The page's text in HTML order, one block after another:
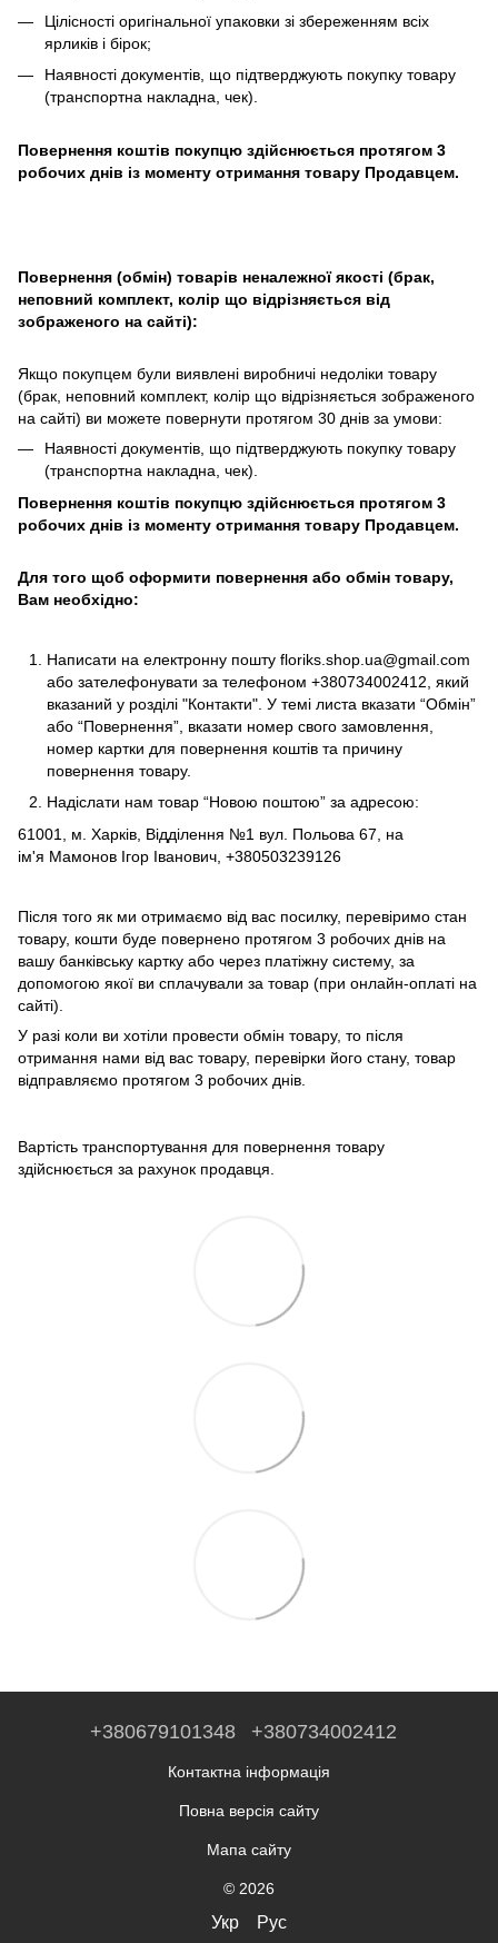
Цілісності оригінальної упаковки зі збереженням всіх
ярликів і бірок;
Наявності документів, що підтверджують покупку товару
(транспортна накладна, чек).
Повернення коштів покупцю здійснюється протягом 3
робочих днів із моменту отримання товару Продавцем.
Повернення (обмін) товарів неналежної якості (брак,
неповний комплект, колір що відрізняється від
зображеного на сайті):
Якщо покупцем були виявлені виробничі недоліки товару
(брак, неповний комплект, колір що відрізняється зображеного
на сайті) ви можете повернути протягом 30 днів за умови:
Наявності документів, що підтверджують покупку товару
(транспортна накладна, чек).
Повернення коштів покупцю здійснюється протягом 3
робочих днів із моменту отримання товару Продавцем.
Для того щоб оформити повернення або обмін товару,
Вам необхідно:
Написати на електронну пошту floriks.shop.ua@gmail.com
або зателефонувати за телефоном +380734002412 , який
вказаний у розділі "Контакти" . У темі листа вказати “Обмін”
або “Повернення”, вказати номер свого замовлення,
номер картки для повернення коштів та причину
повернення товару.
Надіслати нам товар “Новою поштою” за адресою:
61001, м. Харків, Відділення №1 вул. Польова 67, на
ім'я Мамонов Ігор Іванович, +380503239126
Після того як ми отримаємо від вас посилку, перевіримо стан
товару, кошти буде повернено протягом 3 робочих днів на
вашу банківську картку або через платіжну систему, за
допомогою якої ви сплачували за товар (при онлайн-оплаті на
сайті).
У разі коли ви хотіли провести обмін товару, то після
отримання нами від вас товару, перевірки його стану, товар
відправляємо протягом 3 робочих днів.
Вартість транспортування для повернення товару
здійснюється за рахунок продавця.
+380679101348 +380734002412
Контактна інформація
Повна версія сайту
Мапа сайту
© 2026
Укр Рус